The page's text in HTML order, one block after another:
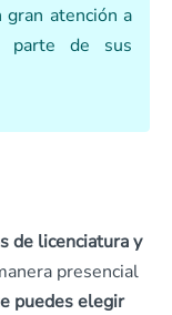
atención a
parte de sus
de licenciatura y
presencial
puedes elegir